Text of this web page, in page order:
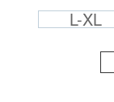
L-XL